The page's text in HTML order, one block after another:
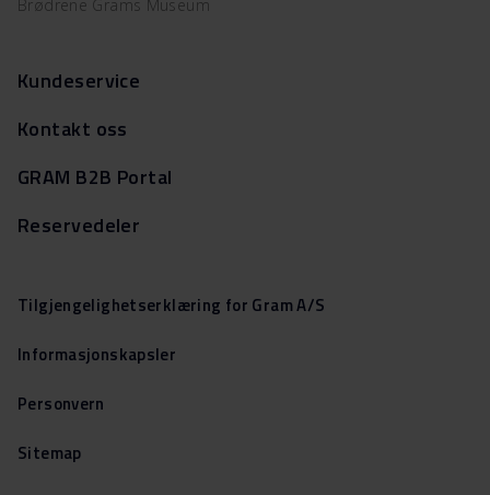
Brødrene Grams Museum
Kundeservice
Kontakt oss
GRAM B2B Portal
Reservedeler
Tilgjengelighetserklæring for Gram A/S
Informasjonskapsler
Personvern
Sitemap